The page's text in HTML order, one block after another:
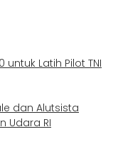
untuk Latih Pilot TNI
dan Alutsista
Udara RI